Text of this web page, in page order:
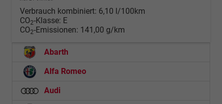
Verbrauch kombiniert: 6,10 l/100km
CO2-Klasse: E
CO2-Emissionen: 141,00 g/km
Abarth
Alfa Romeo
Audi